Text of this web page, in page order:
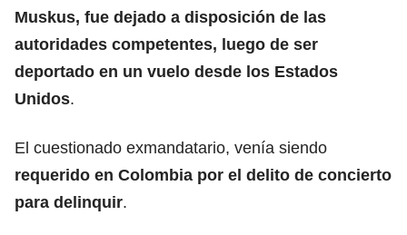
Muskus, fue dejado a disposición de las
autoridades competentes, luego de ser
deportado en un vuelo desde los Estados
Unidos.
El cuestionado exmandatario, venía siendo
requerido en Colombia por el delito de concierto
para delinquir.